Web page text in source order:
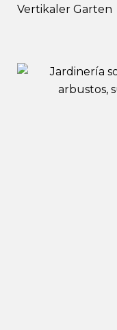
Vertikaler Garten